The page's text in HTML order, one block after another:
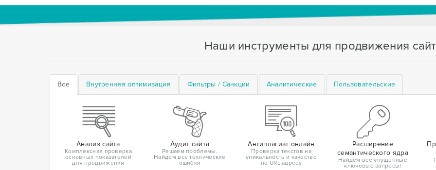
Наши инструменты для продвижения
Все Внутренняя оптимизация Фильтры / Санкции Аналитические Пользовательские
Анализ сайта
Комплексная проверка
основных показателей
для продвижения
Аудит сайта
Решаем проблемы.
Найдем все технические
ошибки
Антиплагиат онлайн
Проверка текстов на
уникальность и качество
по URL адресу
Расширение
семантического ядра
Найдем все упущенные
ключевые запросы!